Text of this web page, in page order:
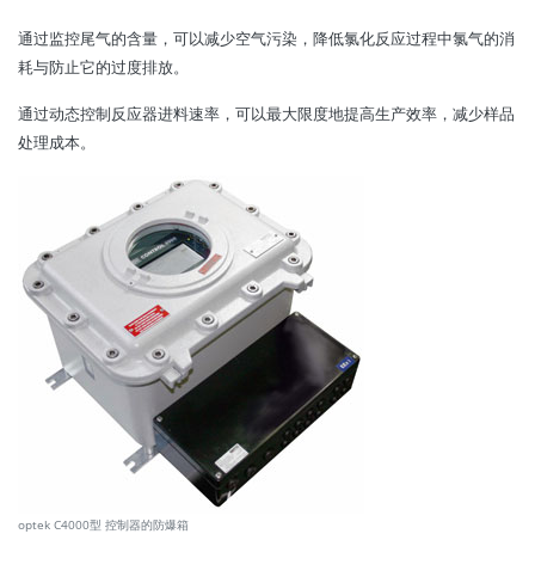
通过监控尾气的含量，可以减少空气污染，降低氯化反应过程中氯气的消
耗与防止它的过度排放。
通过动态控制反应器进料速率，可以最大限度地提高生产效率，减少样品
处理成本。
optek C4000型 控制器的防爆箱